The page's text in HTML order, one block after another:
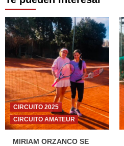
CIRCUITO 2025
CIRCUITO AMATEUR
MIRIAM ORZANCO SE